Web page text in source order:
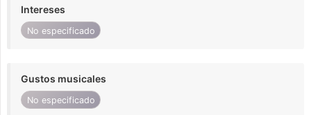
Intereses
No especificado
Gustos musicales
No especificado